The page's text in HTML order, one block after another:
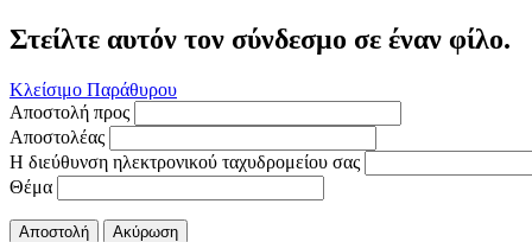
Στείλτε αυτόν τον σύνδεσμο σε έναν φίλο.
Κλείσιμο Παράθυρου
Αποστολή προς
Αποστολέας
Η διεύθυνση ηλεκτρονικού ταχυδρομείου σας
Θέμα
Αποστολή Ακύρωση